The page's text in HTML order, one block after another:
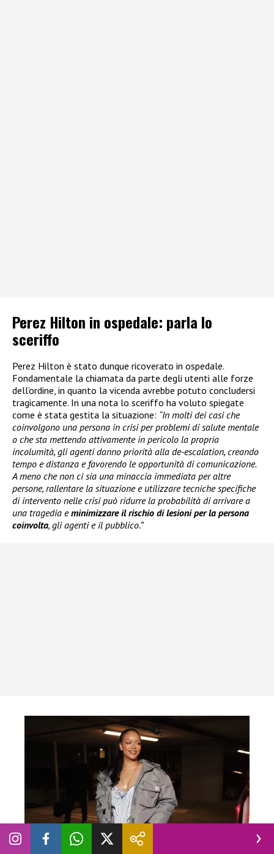
Perez Hilton in ospedale: parla lo
sceriffo
Perez Hilton è stato dunque ricoverato in ospedale.
Fondamentale la chiamata da parte degli utenti alle forze
dell’ordine, in quanto la vicenda avrebbe potuto concludersi
tragicamente. In una nota lo sceriffo ha voluto spiegate
come è stata gestita la situazione: “In molti dei casi che
coinvolgono una persona in crisi per problemi di salute mentale
o che sta mettendo attivamente in pericolo la propria
incolumità, gli agenti danno priorità alla de-escalation, creando
tempo e distanza e favorendo le opportunità di comunicazione.
A meno che non ci sia una minaccia immediata per altre
persone, rallentare la situazione e utilizzare tecniche specifiche
di intervento nelle crisi può ridurre la probabilità di arrivare a
una tragedia eminimizzare il rischio di lesioni per la persona
coinvolta, gli agenti e il pubblico.”